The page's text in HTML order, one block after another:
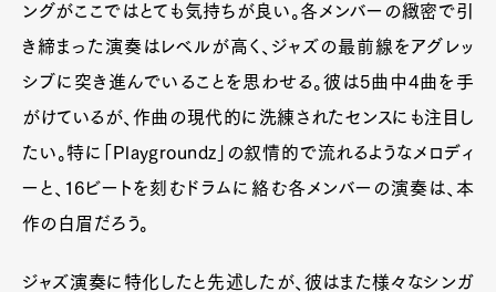
ングがここではとても気持ちが良い。各メンバーの緻密で引
き締まった演奏はレベルが高く、ジャズの最前線をアグレッ
シブに突き進んでいることを思わせる。彼は5曲中4曲を手
がけているが、作曲の現代的に洗練されたセンスにも注目し
たい。特に「Playgroundz」の叙情的で流れるようなメロディ
ーと、16ビートを刻むドラムに絡む各メンバーの演奏は、本
作の白眉だろう。
ジャズ演奏に特化したと先述したが、彼はまた様々なシンガ